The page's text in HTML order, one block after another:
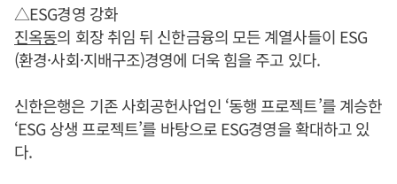
△ESG경영 강화
진옥동의 회장 취임 뒤 신한금융의 모든 계열사들이 ESG
(환경·사회·지배구조)경영에 더욱 힘을 주고 있다.
신한은행은 기존 사회공헌사업인 ‘동행 프로젝트’를 계승한
‘ESG 상생 프로젝트’를 바탕으로 ESG경영을 확대하고 있
다.